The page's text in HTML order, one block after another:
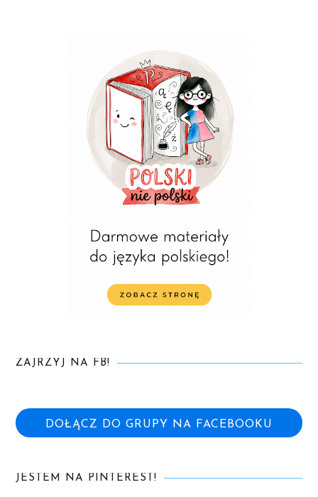
ZAJRZYJ NA FB!
DOŁĄCZ DO GRUPY NA FACEBOOKU
JESTEM NA PINTEREST!